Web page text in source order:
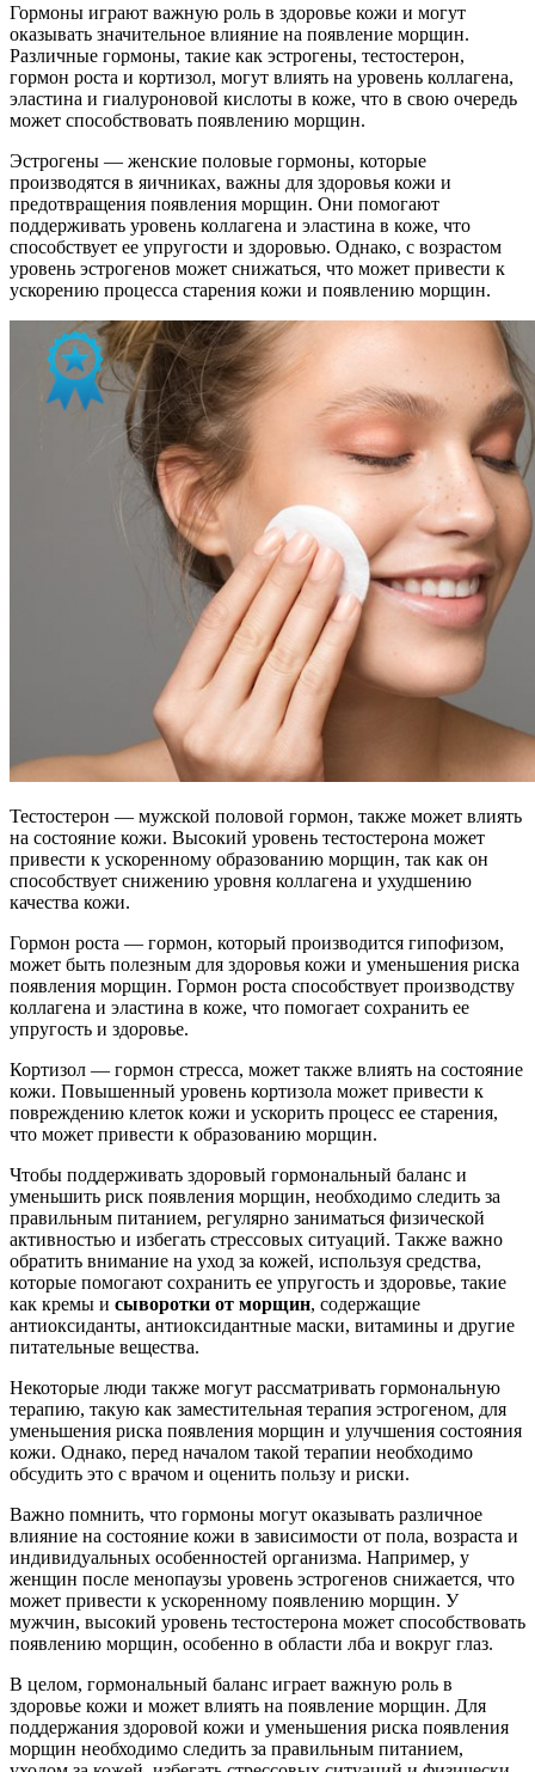
Гормоны играют важную роль в здоровье кожи и могут
оказывать значительное влияние на появление морщин.
Различные гормоны, такие как эстрогены, тестостерон,
гормон роста и кортизол, могут влиять на уровень коллагена,
эластина и гиалуроновой кислоты в коже, что в свою очередь
может способствовать появлению морщин.
Эстрогены — женские половые гормоны, которые
производятся в яичниках, важны для здоровья кожи и
предотвращения появления морщин. Они помогают
поддерживать уровень коллагена и эластина в коже, что
способствует ее упругости и здоровью. Однако, с возрастом
уровень эстрогенов может снижаться, что может привести к
ускорению процесса старения кожи и появлению морщин.
Тестостерон — мужской половой гормон, также может влиять
на состояние кожи. Высокий уровень тестостерона может
привести к ускоренному образованию морщин, так как он
способствует снижению уровня коллагена и ухудшению
качества кожи.
Гормон роста — гормон, который производится гипофизом,
может быть полезным для здоровья кожи и уменьшения риска
появления морщин. Гормон роста способствует производству
коллагена и эластина в коже, что помогает сохранить ее
упругость и здоровье.
Кортизол — гормон стресса, может также влиять на состояние
кожи. Повышенный уровень кортизола может привести к
повреждению клеток кожи и ускорить процесс ее старения,
что может привести к образованию морщин.
Чтобы поддерживать здоровый гормональный баланс и
уменьшить риск появления морщин, необходимо следить за
правильным питанием, регулярно заниматься физической
активностью и избегать стрессовых ситуаций. Также важно
обратить внимание на уход за кожей, используя средства,
которые помогают сохранить ее упругость и здоровье, такие
как кремы и сыворотки от морщин, содержащие
антиоксиданты, антиоксидантные маски, витамины и другие
питательные вещества.
Некоторые люди также могут рассматривать гормональную
терапию, такую как заместительная терапия эстрогеном, для
уменьшения риска появления морщин и улучшения состояния
кожи. Однако, перед началом такой терапии необходимо
обсудить это с врачом и оценить пользу и риски.
Важно помнить, что гормоны могут оказывать различное
влияние на состояние кожи в зависимости от пола, возраста и
индивидуальных особенностей организма. Например, у
женщин после менопаузы уровень эстрогенов снижается, что
может привести к ускоренному появлению морщин. У
мужчин, высокий уровень тестостерона может способствовать
появлению морщин, особенно в области лба и вокруг глаз.
В целом, гормональный баланс играет важную роль в
здоровье кожи и может влиять на появление морщин. Для
поддержания здоровой кожи и уменьшения риска появления
морщин необходимо следить за правильным питанием,